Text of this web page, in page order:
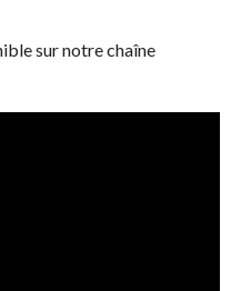
sur notre chaîne